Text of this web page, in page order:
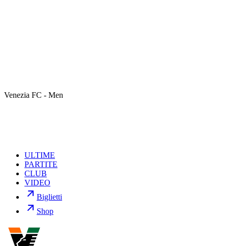
Venezia FC - Men
ULTIME
PARTITE
CLUB
VIDEO
Biglietti
Shop